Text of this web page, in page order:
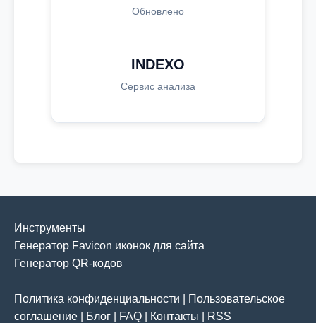
Обновлено
INDEXO
Сервис анализа
Инструменты
Генератор Favicon иконок для сайта
Генератор QR-кодов
Политика конфиденциальности
Пользовательское
соглашение
Блог FAQ Контакты RSS